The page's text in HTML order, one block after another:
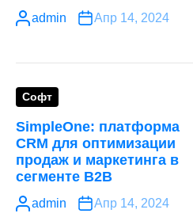
admin Апр 14, 2024
Софт
SimpleOne: платформа
CRM для оптимизации
продаж и маркетинга в
сегменте B2B
admin Апр 14, 2024